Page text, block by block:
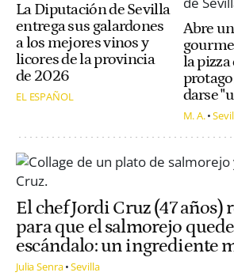
La Diputación de Sevilla
entrega sus galardones
a los mejores vinos y
licores de la provincia
de 2026
EL ESPAÑOL
Abre
la
darse
M. A.
El chef Jordi Cruz (47 años)
para que el salmorejo
escándalo: un ingrediente
Julia Senra Sevilla